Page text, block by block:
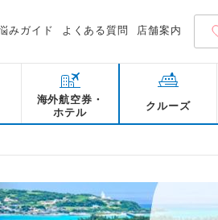
みガイド よくある質問 店舗案内
海外航空券・
ホテル
クルーズ